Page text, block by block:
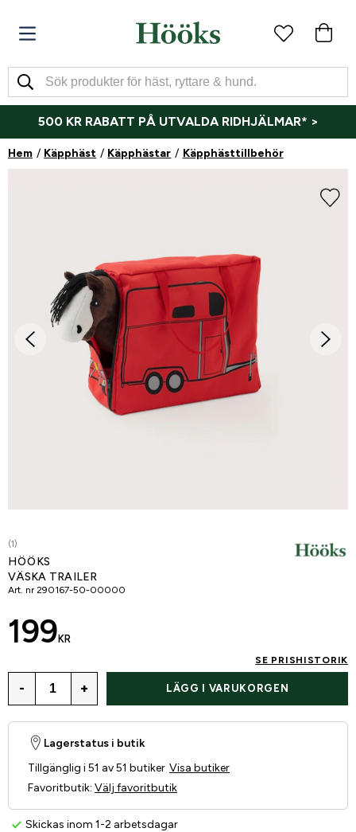
500 KR RABATT PÅ UTVALDA RIDHJÄLMAR* >
Hem Käpphäst Käpphästar Käpphästtillbehör
(1)
HÖÖKS
VÄSKA TRAILER
Art. nr 290167-50-00000
199 KR
SE PRISHISTORIK
- + LÄGG I VARUKORGEN
Skickas inom 1-2 arbetsdagar
Lagerstatus i butik
Tillgänglig i 51 av 51 butiker Visa butiker
Favoritbutik: Välj favoritbutik